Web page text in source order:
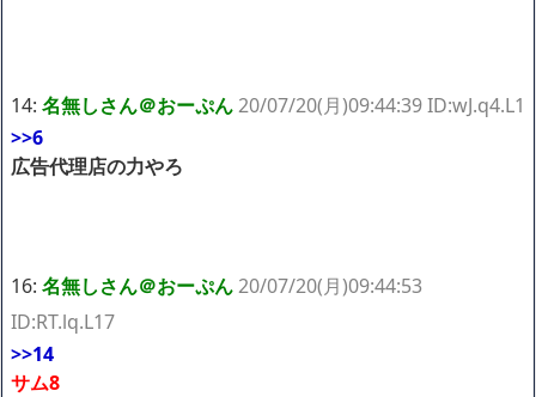
14: 名無しさん＠おーぷん20/07/20(月)09:44:39 ID:wJ.q4.L1
>>6
広告代理店の力やろ
16: 名無しさん＠おーぷん20/07/20(月)09:44:53
ID:RT.lq.L17
>>14
サム8